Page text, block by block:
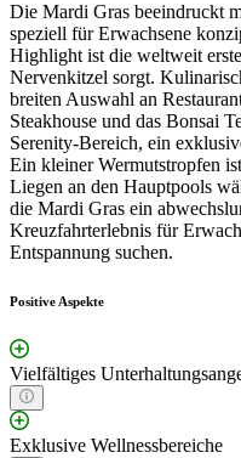
Die Mardi Gras beeindruckt
speziell für Erwachsene
Highlight ist die weltweit
Nervenkitzel sorgt.
breiten Auswahl an
Steakhouse und das Bonsai
Serenity-Bereich, ein
Ein kleiner Wermutstropfen
Liegen an den Hauptpools
die Mardi Gras ein
Kreuzfahrterlebnis für
Entspannung suchen.
Positive Aspekte
Vielfältiges
Exklusive Wellnessbereiche